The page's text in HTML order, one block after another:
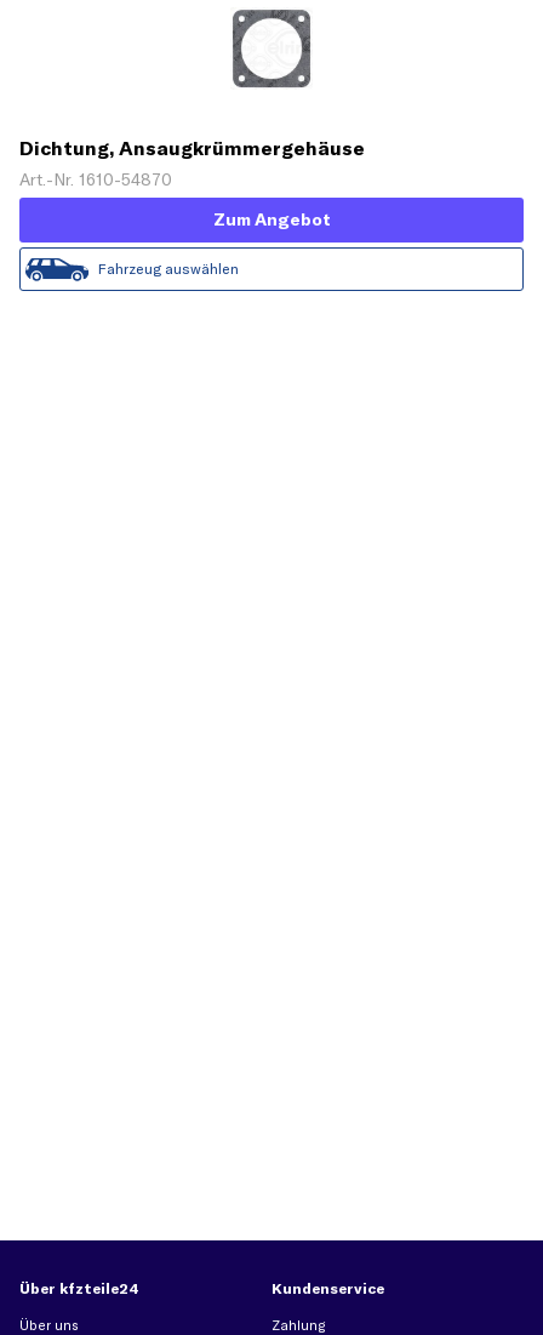
Dichtung, Ansaugkrümmergehäuse
Art.-Nr. 1610-54870
Zum Angebot
Fahrzeug auswählen
Über kfzteile24
Über uns
Kundenservice
Zahlung